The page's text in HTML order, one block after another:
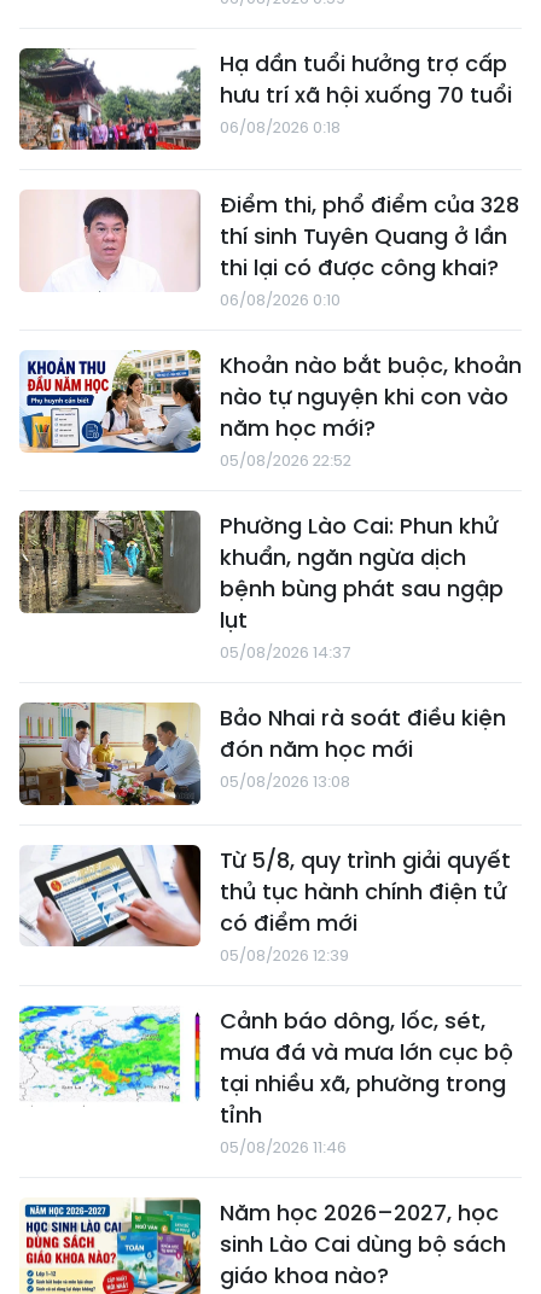
Hạ dần tuổi hưởng trợ cấp
hưu trí xã hội xuống 70 tuổi
06/08/2026 0:18
Điểm thi, phổ điểm của 328
thí sinh Tuyên Quang ở lần
thi lại có được công khai?
06/08/2026 0:10
Khoản nào bắt buộc, khoản
nào tự nguyện khi con vào
năm học mới?
05/08/2026 22:52
Phường Lào Cai: Phun khử
khuẩn, ngăn ngừa dịch
bệnh bùng phát sau ngập
lụt
05/08/2026 14:37
Bảo Nhai rà soát điều kiện
đón năm học mới
05/08/2026 13:08
Từ 5/8, quy trình giải quyết
thủ tục hành chính điện tử
có điểm mới
05/08/2026 12:39
Cảnh báo dông, lốc, sét,
mưa đá và mưa lớn cục bộ
tại nhiều xã, phường trong
tỉnh
05/08/2026 11:46
Năm học 2026–2027, học
sinh Lào Cai dùng bộ sách
giáo khoa nào?